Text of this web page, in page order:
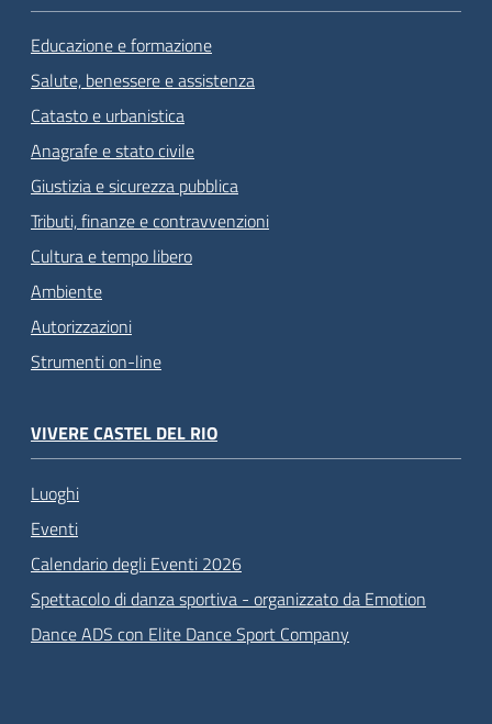
Educazione e formazione
Salute, benessere e assistenza
Catasto e urbanistica
Anagrafe e stato civile
Giustizia e sicurezza pubblica
Tributi, finanze e contravvenzioni
Cultura e tempo libero
Ambiente
Autorizzazioni
Strumenti on-line
VIVERE CASTEL DEL RIO
Luoghi
Eventi
Calendario degli Eventi 2026
Spettacolo di danza sportiva - organizzato da Emotion
Dance ADS con Elite Dance Sport Company